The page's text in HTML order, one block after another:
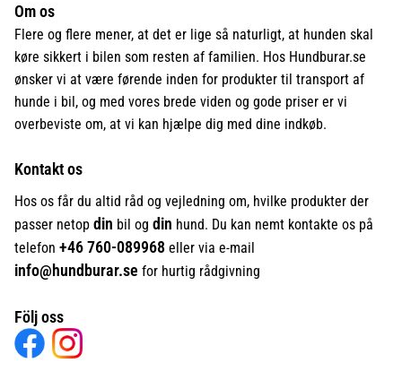
Om os
Flere og flere mener, at det er lige så naturligt, at hunden skal
køre sikkert i bilen som resten af familien. Hos Hundburar.se
ønsker vi at være førende inden for produkter til transport af
hunde i bil, og med vores brede viden og gode priser er vi
overbeviste om, at vi kan hjælpe dig med dine indkøb.
Kontakt os
Hos os får du altid råd og vejledning om, hvilke produkter der
passer netop din bil og din hund. Du kan nemt kontakte os på
telefon +46760-089968 eller via e-mail
info@hundburar.se for hurtig rådgivning
Följ oss